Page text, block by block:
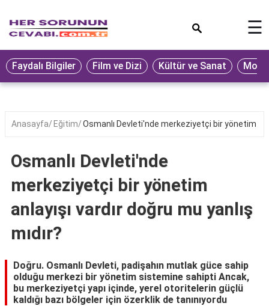
Eğitim
Ekonomi
Seyahat
Oyun
Yaşam
Hukuk
Blog
☰
Faydalı Bilgiler Film ve Dizi Kültür ve Sanat
Anasayfa Eğitim Osmanlı Devleti'nde merkeziyetçi bir yönetim
Osmanlı Devleti'nde
merkeziyetçi bir yönetim
anlayışı vardır doğru mu yanlış
mıdır?
Doğru. Osmanlı Devleti, padişahın mutlak güce sahip
olduğu merkezi bir yönetim sistemine sahipti Ancak,
bu merkeziyetçi yapı içinde, yerel otoritelerin güçlü
kaldığı bazı bölgeler için özerklik de tanınıyordu